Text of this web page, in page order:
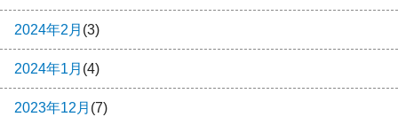
2024年2月 (3)
2024年1月 (4)
2023年12月 (7)